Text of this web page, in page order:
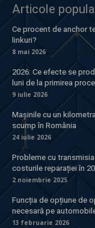
Articole
Ce procent de anchor
linkuri?
8 mai 2026
2026: Ce efecte se
luni de la primirea
9 iulie 2026
Mașinile cu un
scump în România
24 iulie 2026
Probleme cu
costurile reparației în
2 noiembrie 2025
Funcția de opțiune de
necesară pe
13 februarie 2026